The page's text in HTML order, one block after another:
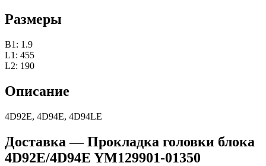
Размеры
B1: 1.9
L1: 455
L2: 190
Описание
4D92E, 4D94E, 4D94LE
Доставка — Прокладка головки блока
4D92E/4D94E YM129901-01350